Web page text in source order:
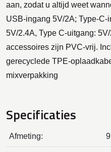
aan, zodat u altijd weet
USB-ingang 5V/2A; Type-
5V/2.4A, Type C-uitgang:
accessoires zijn PVC-vrij.
gerecyclede TPE-
mixverpakking
Specificaties
Afmeting: